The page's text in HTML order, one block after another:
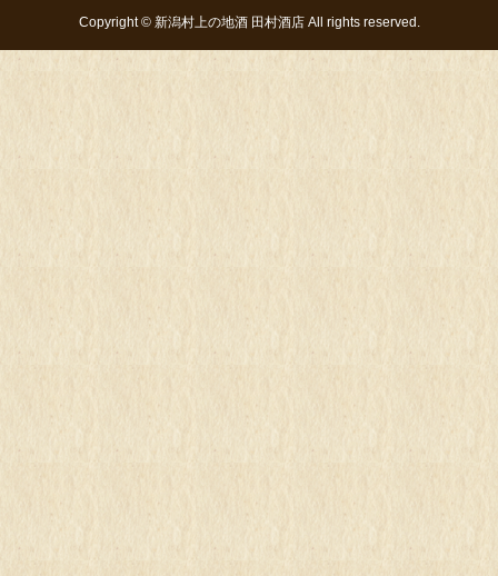
Copyright © 新潟村上の地酒 田村酒店All rights reserved.